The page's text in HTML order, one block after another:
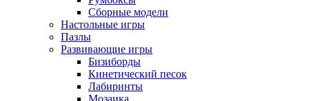
Сборные модели
Настольные игры
Пазлы
Развивающие игры
Бизиборды
Кинетический песок
Лабиринты
Мозаика